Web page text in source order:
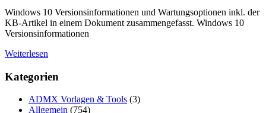
Windows 10 Versionsinformationen und Wartungsoptionen inkl. der
KB-Artikel in einem Dokument zusammengefasst. Windows 10
Versionsinformationen
Weiterlesen
Kategorien
ADMX Vorlagen & Tools (3)
Allgemein (754)